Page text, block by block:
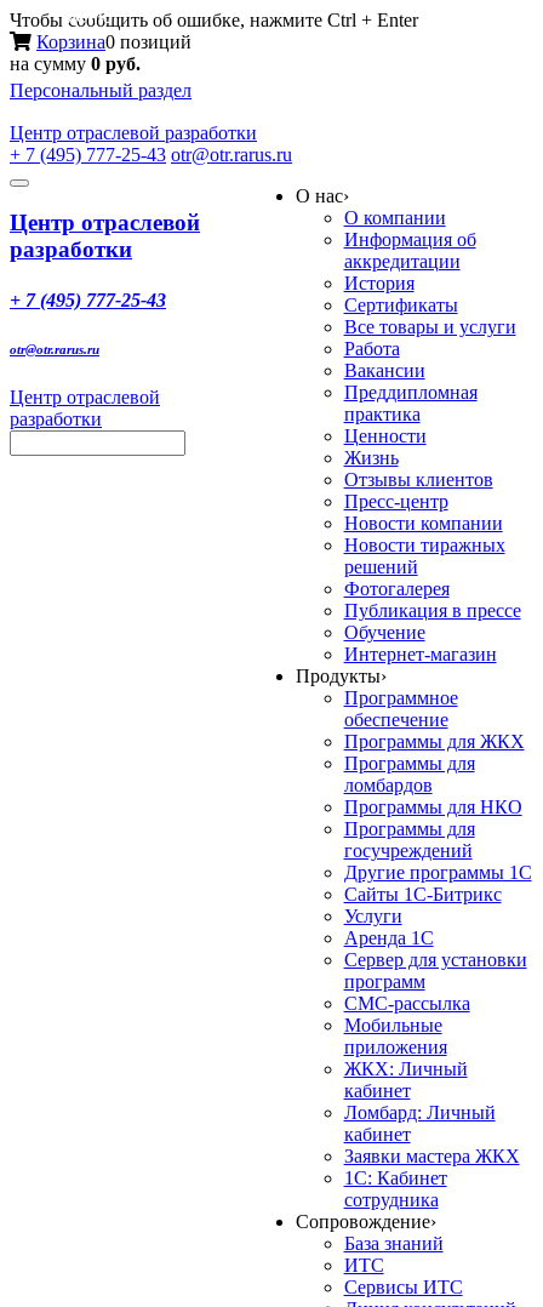
Чтобы сообщить об ошибке, нажмите Ctrl + Enter
Корзина0 позиций
на сумму 0 руб.
Персональный раздел
Центр отраслевой разработки
+ 7 (495) 777-25-43 otr@otr.rarus.ru
Toggle
Меню
Центр отраслевой
разработки
+ 7 (495) 777-25-43
otr@otr.rarus.ru
Центр отраслевой
разработки
О нас›
О компании
Информация об
аккредитации
История
Сертификаты
Все товары и услуги
Работа
Вакансии
Преддипломная
практика
Ценности
Жизнь
Отзывы клиентов
Пресс-центр
Новости компании
Новости тиражных
решений
Фотогалерея
Публикация в прессе
Обучение
Интернет-магазин
Продукты›
Программное
обеспечение
Программы для ЖКХ
Программы для
ломбардов
Программы для НКО
Программы для
госучреждений
Другие программы 1С
Сайты 1С-Битрикс
Услуги
Аренда 1С
Сервер для установки
программ
СМС-рассылка
Мобильные
приложения
ЖКХ: Личный
кабинет
Ломбард: Личный
кабинет
Заявки мастера ЖКХ
1С: Кабинет
сотрудника
Сопровождение›
База знаний
ИТС
Сервисы ИТС